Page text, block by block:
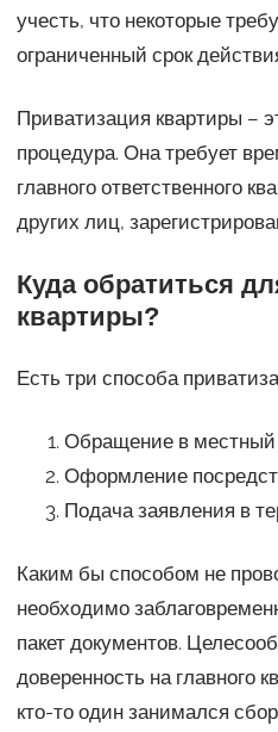
учесть, что некоторые
ограниченный срок
Приватизация квартиры –
процедура. Она требует
главного ответственного
других лиц,
Куда обратиться
квартиры?
Есть три способа
Обращение в местный
Оформление
Подача заявления в
Каким бы способом не
необходимо
пакет документов.
доверенность на главного
кто-то один занимался